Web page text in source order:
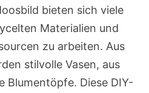
bieten sich viele
Materialien und
zu arbeiten. Aus
stilvolle Vasen, aus
Blumentöpfe. Diese DIY-